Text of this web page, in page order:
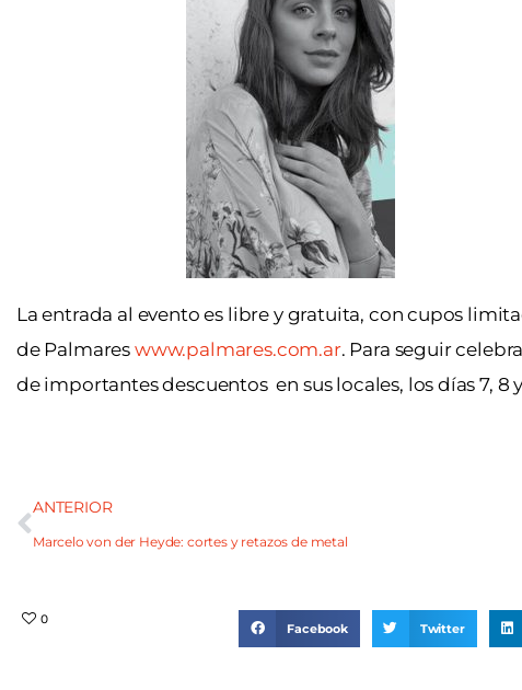
La entrada al evento es libre y gratuita, con cupos
de Palmares www.palmares.com.ar. Para seguir
de importantes descuentos en sus locales, los días 7, 8
ANTERIOR
Marcelo von der Heyde: cortes y retazos de metal
0
Facebook Twitter